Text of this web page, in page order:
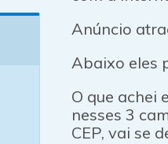
Anúncio
Abaixo eles
O que achei
nesses 3
CEP, vai se